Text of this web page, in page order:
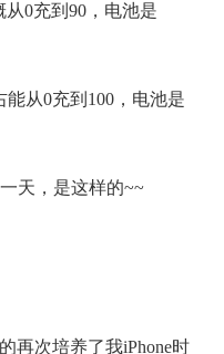
0充到90，电池是
从0充到100，电池是
天，是这样的~~
再次培养了我iPhone时